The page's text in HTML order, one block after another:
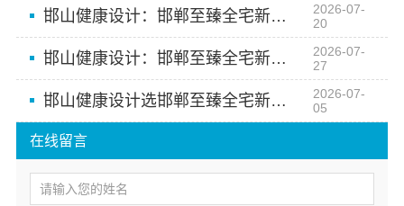
在线留言
邯山健康设计：邯郸至臻全宅新材料有限公司引领绿色家居
2026-07-
20
邯山健康设计：邯郸至臻全宅新材料有限公司无醛优选
2026-07-
27
邯山健康设计选邯郸至臻全宅新材料有限公司
2026-07-
05